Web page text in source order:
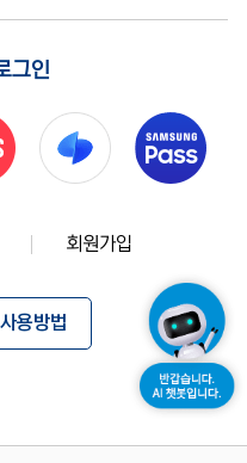
그인
회원가입
용방법